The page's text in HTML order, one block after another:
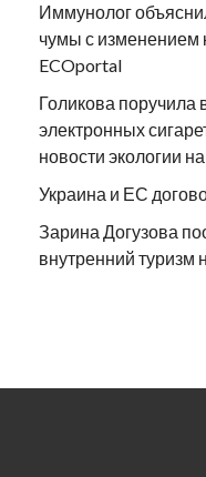
Иммунолог
чумы с изменением
ECOportal
Голикова поручила
электронных
новости экологии
Украина и ЕС
Зарина Догузова
внутренний